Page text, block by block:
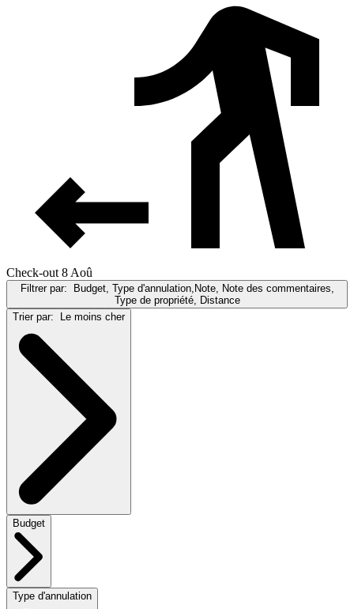
Check-out 8 Aoû
Filtrer par:
Budget, Type d'annulation,Note, Note des commentaires,
Type de propriété, Distance
Trier par:
Le moins cher
Budget
Type d'annulation